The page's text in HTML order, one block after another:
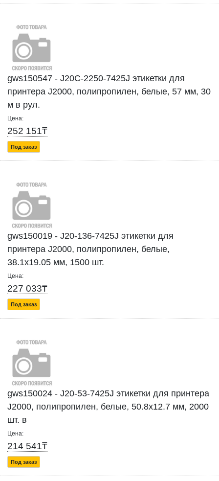
gws150547 - J20C-2250-7425J этикетки для
принтера J2000, полипропилен, белые, 57 мм, 30
м в рул.
Цена:
252 151₸
Под заказ
gws150019 - J20-136-7425J этикетки для
принтера J2000, полипропилен, белые,
38.1х19.05 мм, 1500 шт.
Цена:
227 033₸
Под заказ
gws150024 - J20-53-7425J этикетки для принтера
J2000, полипропилен, белые, 50.8х12.7 мм, 2000
шт. в
Цена:
214 541₸
Под заказ